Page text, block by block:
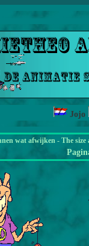
Jojo
wat afwijken - The